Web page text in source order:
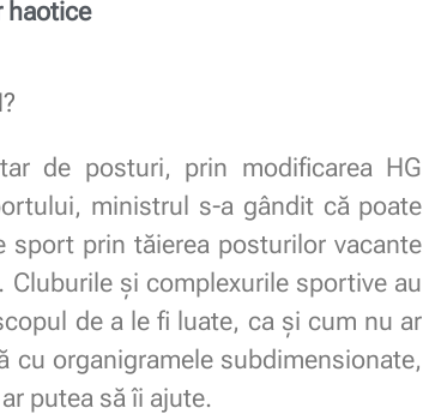
haotice
de posturi, prin modificarea HG
ministrul s-a gândit că poate
prin tăierea posturilor vacante
și complexurile sportive au
de a le fi luate, ca și cum nu ar
cu organigramele subdimensionate,
putea să îi ajute.